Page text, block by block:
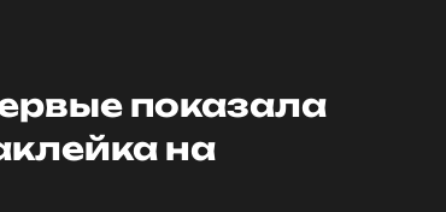
показала
на